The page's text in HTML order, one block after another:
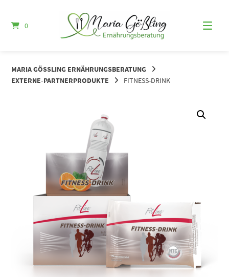
Inhalt
0
MARIA GÖSSLING ERNÄHRUNGSBERATUNG
EXTERNE-PARTNERPRODUKTE
FITNESS-DRINK